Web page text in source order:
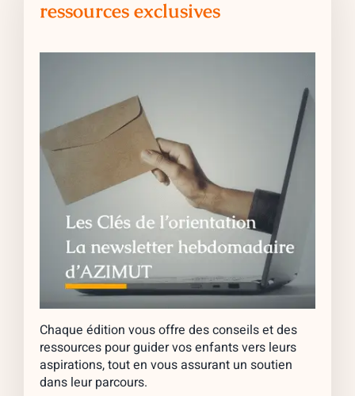
ressources exclusives
Chaque édition vous offre des conseils et des
ressources pour guider vos enfants vers leurs
aspirations, tout en vous assurant un soutien
dans leur parcours.